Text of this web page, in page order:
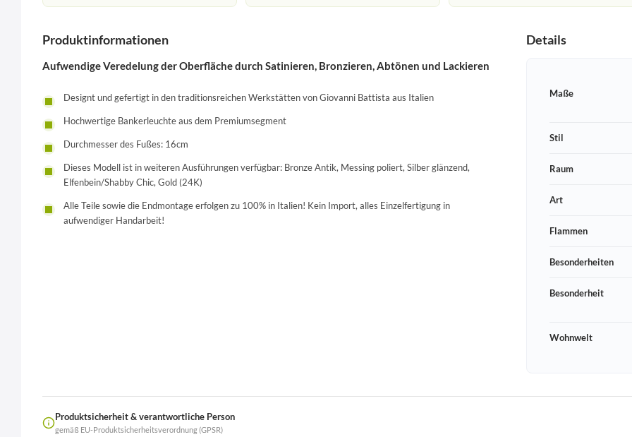
Produktinformationen
Aufwendige Veredelung der Oberfläche durch Satinieren, Bronzieren, Abtönen und Lackieren
Designt und gefertigt in den traditionsreichen Werkstätten von Giovanni Battista aus Italien
Hochwertige Bankerleuchte aus dem Premiumsegment
Durchmesser des Fußes: 16cm
Dieses Modell ist in weiteren Ausführungen verfügbar: Bronze Antik, Messing poliert, Silber glänzend,
Elfenbein/Shabby Chic, Gold (24K)
Alle Teile sowie die Endmontage erfolgen zu 100% in Italien! Kein Import, alles Einzelfertigung in
aufwendiger Handarbeit!
Details
Maße
Stil
Raum
Art
Flammen
Besonderheiten
Besonderheit
Wohnwelt
Produktsicherheit & verantwortliche Person
gemäß EU-Produktsicherheitsverordnung (GPSR)